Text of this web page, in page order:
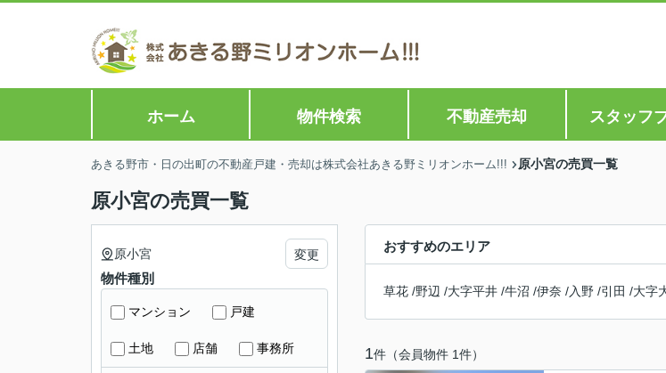
ホーム 物件検索 不動産売却 スタッフ
あきる野市・日の出町の不動産戸建・売却は株式会社あきる野ミリオンホーム!!! 原小宮の売買一覧
原小宮の売買一覧
おすすめのエリア
草花 /野辺 /大字平井 /牛沼 /伊奈 /入野 /引田 /大字
1件（会員物件 1件）
原小宮 変更
物件種別
マンション 戸建
土地 店舗 事務所